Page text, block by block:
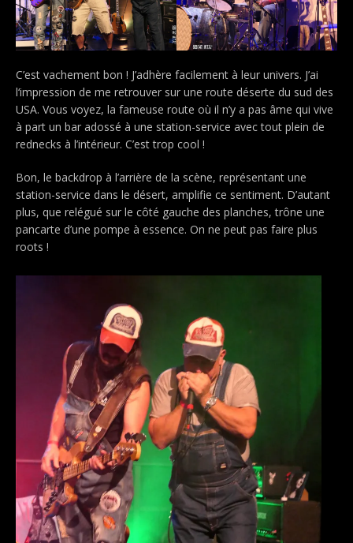
C’est vachement bon ! J’adhère facilement à leur univers. J’ai
l‘impression de me retrouver sur une route déserte du sud des
USA. Vous voyez, la fameuse route où il n’y a pas âme qui vive
à part un bar adossé à une station-service avec tout plein de
rednecks à l’intérieur. C’est trop cool !
Bon, le backdrop à l’arrière de la scène, représentant une
station-service dans le désert, amplifie ce sentiment. D’autant
plus, que relégué sur le côté gauche des planches, trône une
pancarte d’une pompe à essence. On ne peut pas faire plus
roots !